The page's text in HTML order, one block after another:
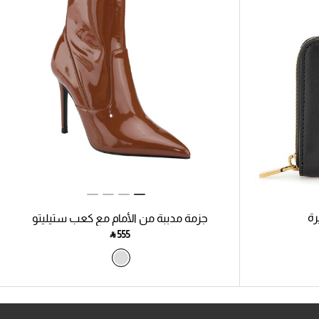
جزمة مدببة من الأمام مع كعب ستيليتو
‎ ⃁ ⁦555⁩ ‎